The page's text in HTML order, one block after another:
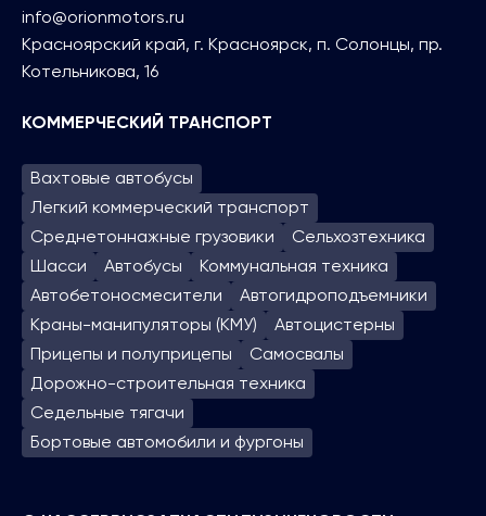
info@orionmotors.ru
Красноярский край, г. Красноярск, п. Солонцы, пр.
Котельникова, 16
КОММЕРЧЕСКИЙ ТРАНСПОРТ
Вахтовые автобусы
Легкий коммерческий транспорт
Среднетоннажные грузовики
Сельхозтехника
Шасси
Автобусы
Коммунальная техника
Автобетоносмесители
Автогидроподъем­ники
Краны-манипуляторы (КМУ)
Автоцистерны
Прицепы и полуприцепы
Самосвалы
Дорожно-строительная техника
Седельные тягачи
Бортовые автомобили и фургоны